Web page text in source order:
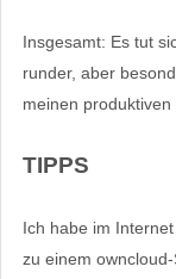
Insgesamt: Es tut
runder, aber
meinen produktiven
TIPPS
Ich habe im
zu einem